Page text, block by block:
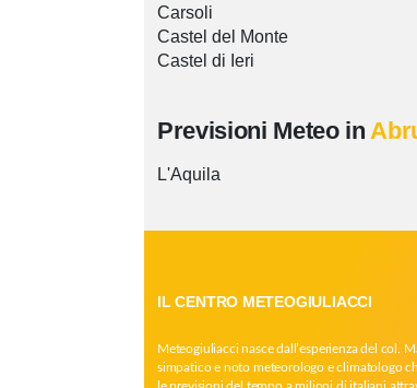
Carsoli
Castel del Monte
Castel di Ieri
Previsioni Meteo in
L'Aquila
IL CENTRO METEOGIULIACCI
Meteogiuliacci nasce dall’esperienza del col.
simpatico e noto meteorologo e climatologo